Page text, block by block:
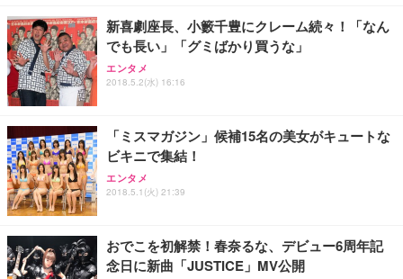
ョン PCチェア 通気性メッシュ ゲーミング/勉強/事
務用 おしゃれ パソコンチェア (ブラック)
Sezlife オフィスチェア デスクチェア 疲れない テレ
ワーク チェア 強化バックレスト 30度ロッキング機
能 人間工学 椅子 腰サポート 90度跳ね上げ式アーム
務用 おしゃれ パソコンチェア (ホワイト)
ANDWINT オフィスチェア デスクチェア 肘なし メ
ッシュ 通気性 ランバーサポート付き 腰サポート ガ
ス圧無段階昇降 360度回転 キャスター付き コンパク
【整備済み品】Dell E2724HS 27インチ 液晶モニタ
ー フルHD（1920×1080）VA 非光沢 HDMI/DisplayP
ort/VGA スピーカー内蔵 高さ調整 スイベル VESA対
【MiniLED/24.5inch/280Hz/FHD】GRAPHT THE S
HOOTER Gaming Monitor 24” Essential ゲーミン
グモニター QD 24.5インチ 1ms FHD 量子ドット 残
Smart Basic(スマートベーシック) 【Amazon.co.jp
限定】 Smart Basic アイリスオーヤマ ペットシーツ
超厚型 お徳用 ワイド 100枚入 (x 1) (ケース販売)
アイリスオーヤマ ペットシーツ 超厚型 お徳用 レギ
ュラー 200枚入【Amazon.co.jp限定】
新喜劇座長、小籔千豊にクレーム続々！「なん
でも長い」「グミばかり買うな」
エンタメ
2018.5.2(水) 16:16
「ミスマガジン」候補15名の美女がキュートな
ビキニで集結！
エンタメ
2018.5.1(火) 21:39
おでこを初解禁！春奈るな、デビュー6周年記
念日に新曲「JUSTICE」MV公開